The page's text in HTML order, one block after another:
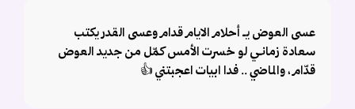
عسى العوض يـ أحلام الايام قدام وعسى القدر يكتب
سعادة زمانـي لو خسرت الأمس كمّل من جديد العوض
قدّام ، والماضي .. فدا ابيات اعجبتني 👍